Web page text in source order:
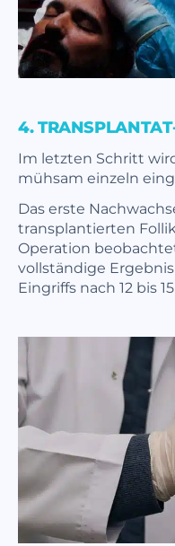
4.
Im letzten Schritt
mühsam einzeln
Das erste
transplantierten
Operation
vollständige
Eingriffs nach 12 bis